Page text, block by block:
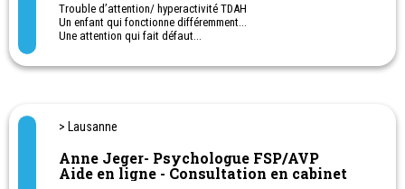
Trouble d’attention/ hyperactivité TDAH
Un enfant qui fonctionne différemment…
Une attention qui fait défaut…
affichés sur notre site
> Lausanne
Anne Jeger- Psychologue FSP/AVP
Aide en ligne - Consultation en cabinet